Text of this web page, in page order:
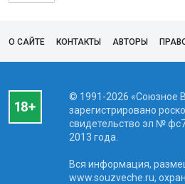
О САЙТЕ КОНТАКТЫ АВТОРЫ
© 1991-2026 «Союзное
зарегистрировано
свидетельство эл №
2013 года.
Вся информация,
www.souzveche.ru,